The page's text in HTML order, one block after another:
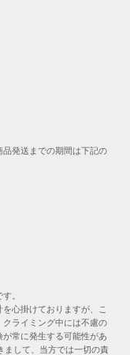
発送までの期間は下記の
。
心掛けておりますが、こ
ライミング中には不慮の
常に発生する可能性があ
まして、当方では一切の責